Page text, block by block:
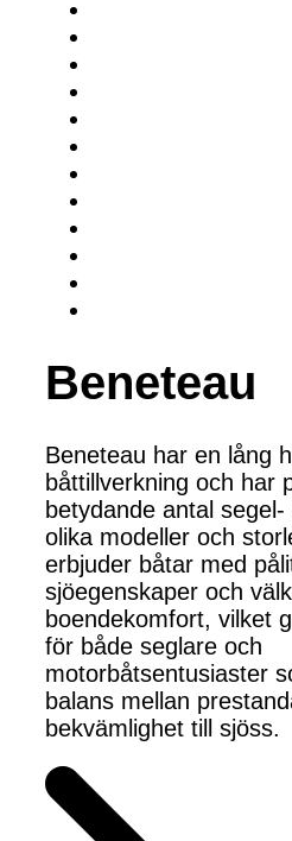
Beneteau
Beneteau har en lång
båttillverkning och har
betydande antal
olika modeller och
erbjuder båtar med
sjöegenskaper och
boendekomfort, vilket
för både seglare och
motorbåtsentusiaster
balans mellan
bekvämlighet till sjöss.